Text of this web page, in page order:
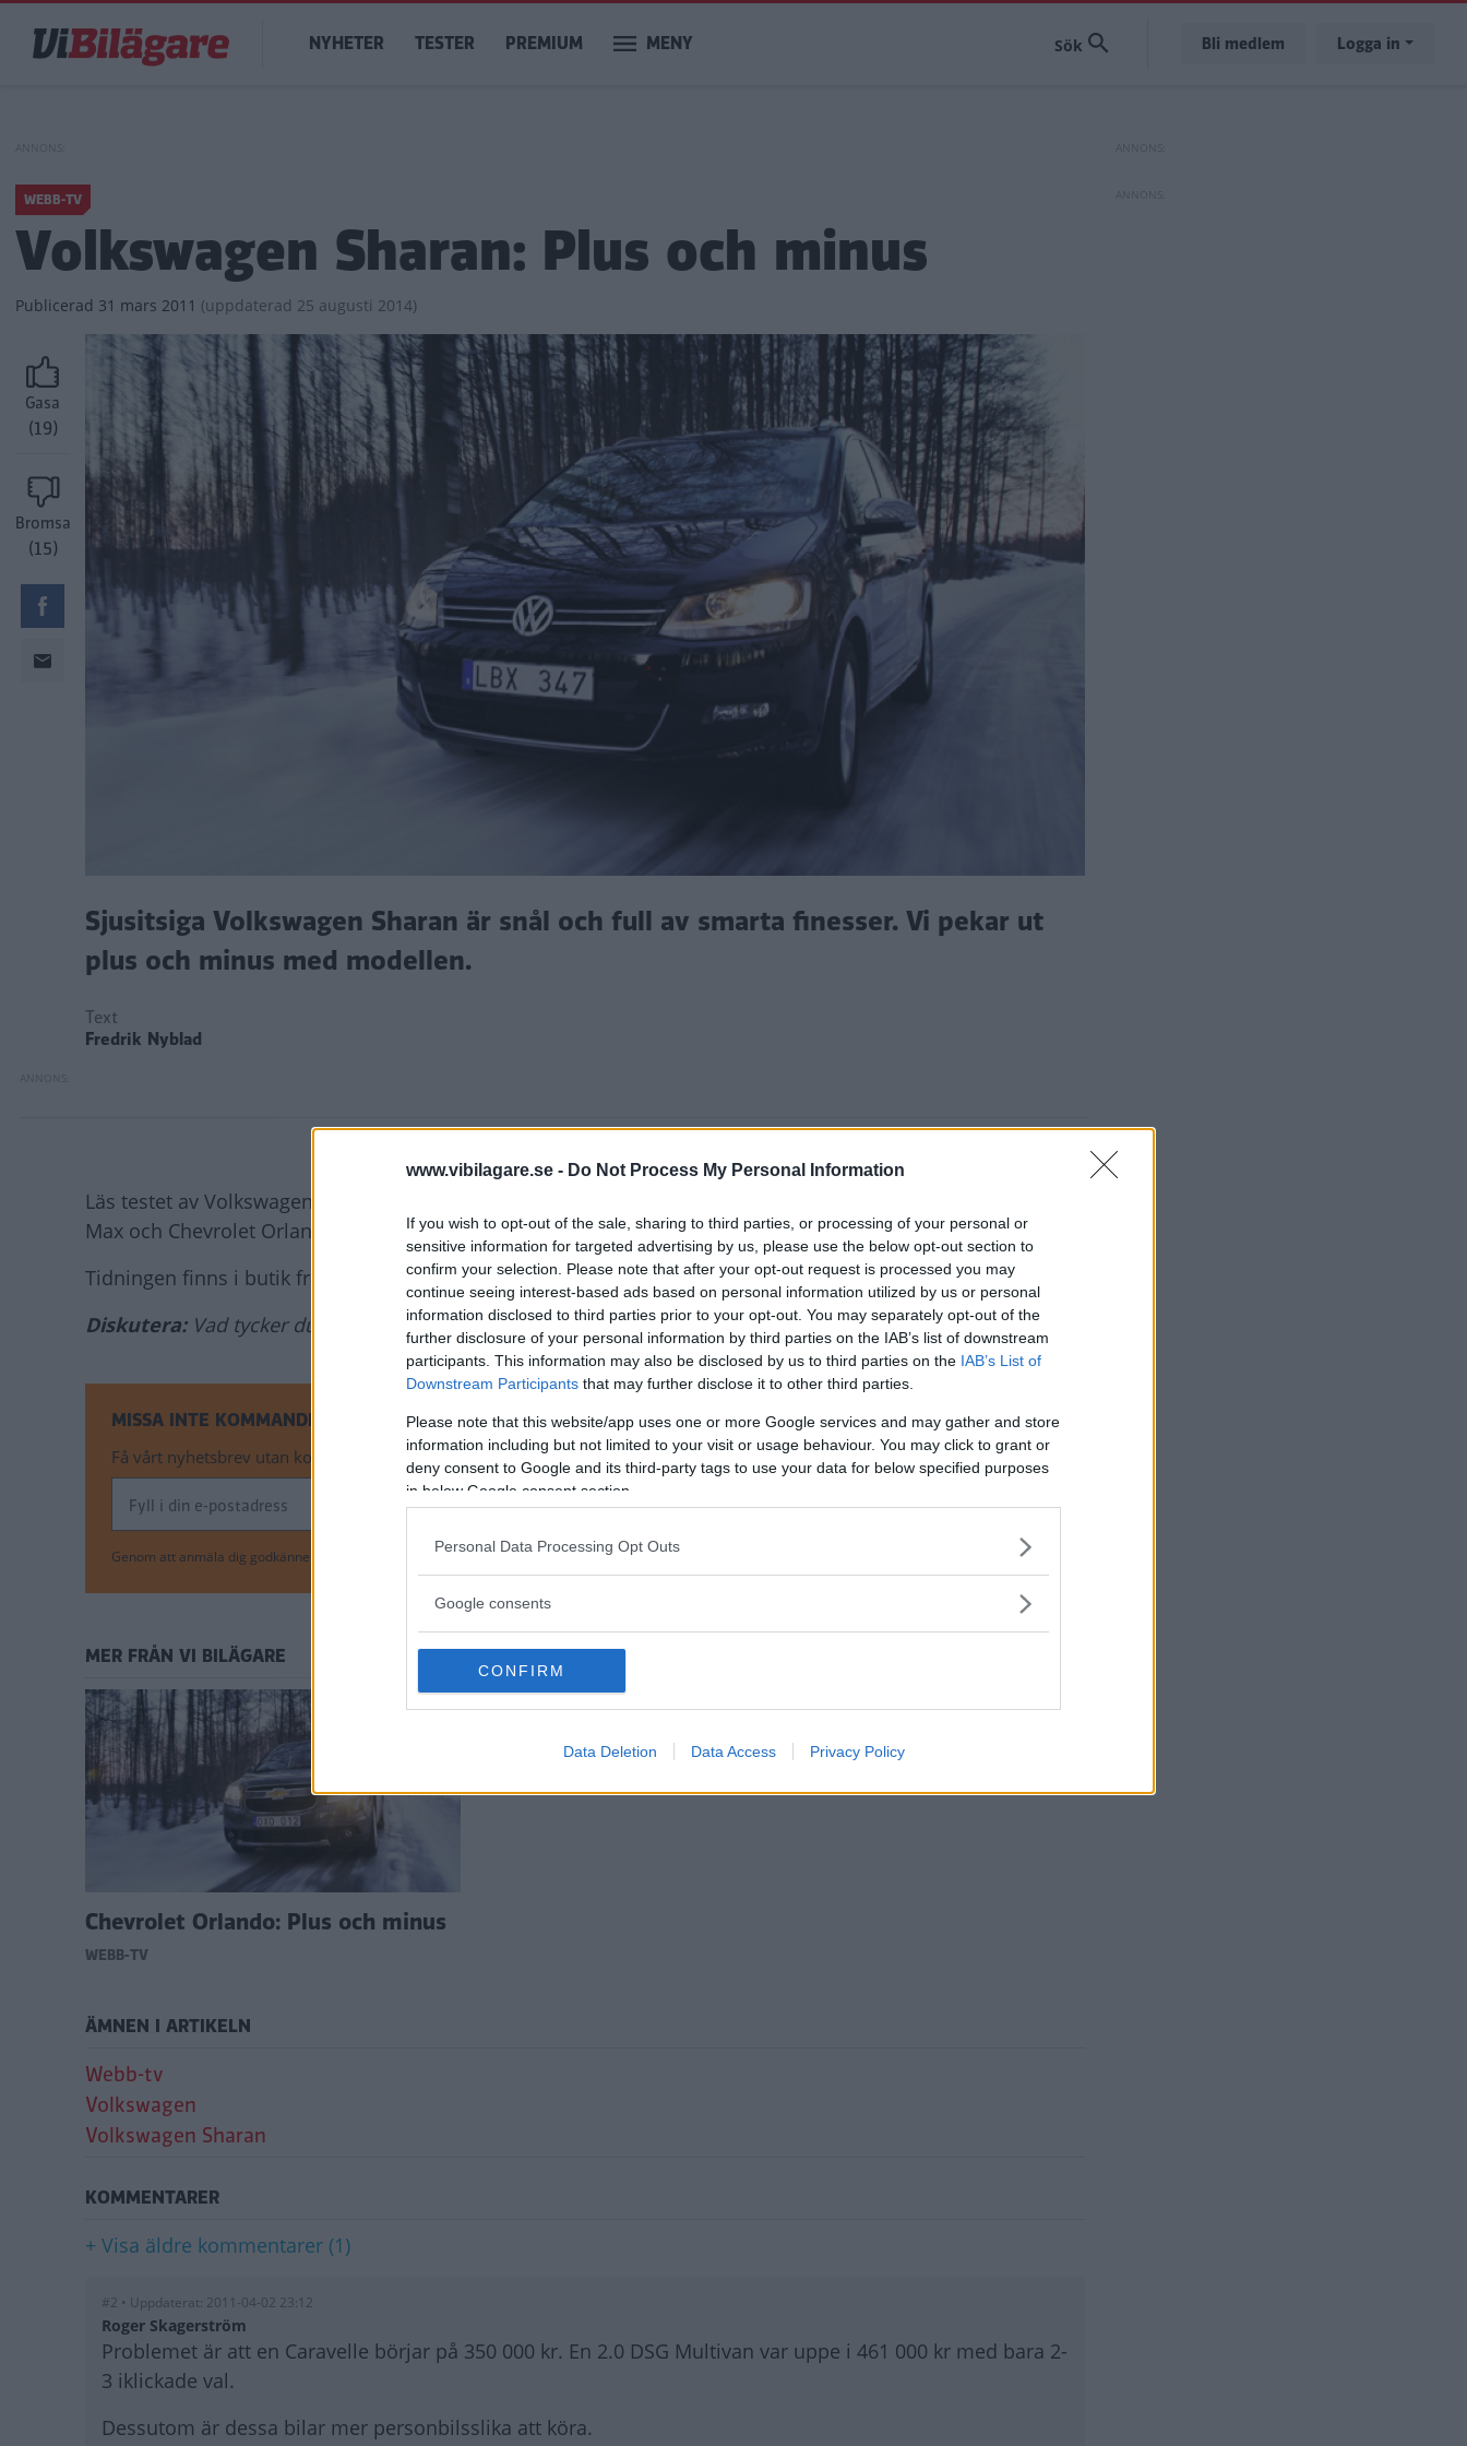
www.vibilagare.se - Do Not Process My Personal Information
If you wish to opt-out of the sale, sharing to third parties, or processing of your personal or
sensitive information for targeted advertising by us, please use the below opt-out section to
confirm your selection. Please note that after your opt-out request is processed you may
continue seeing interest-based ads based on personal information utilized by us or personal
information disclosed to third parties prior to your opt-out. You may separately opt-out of the
further disclosure of your personal information by third parties on the IAB’s list of downstream
participants. This information may also be disclosed by us to third parties on the IAB’s List of
Downstream Participants that may further disclose it to other third parties.
Please note that this website/app uses one or more Google services and may gather and store
information including but not limited to your visit or usage behaviour. You may click to grant or
deny consent to Google and its third-party tags to use your data for below specified purposes
in below Google consent section.
Personal Data Processing Opt Outs
Google consents
CONFIRM
Data Deletion Data Access Privacy Policy
huvudinnehåll
Main
navigation
NYHETER TESTER PREMIUM MENY Bli medlem Logga in
WEBB-TV
Volkswagen Sharan: Plus och minus
Publicerad 31 mars 2011 (uppdaterad 25 augusti 2014)
Gasa
(19)
Bromsa
(15)
Sjusitsiga Volkswagen Sharan är snål och full av smarta finesser. Vi pekar ut
plus och minus med modellen.
Text
Fredrik Nyblad
Läs testet av Volkswagen Sharan i Vi Bilägare nummer 5/2011. Där ställs bilen mot konkurrenterna Ford S-
Max och Chevrolet Orlando.
Tidningen finns i butik från 5 april och kommer till prenumeranter från 30 mars.
Diskutera:Vad tycker du om Volkswagen Sharan?
MISSA INTE KOMMANDE ARTIKLAR OM VOLKSWAGEN SHARAN
Få vårt nyhetsbrev utan kostnad
Genom att anmäla dig godkänner du OK-förlagets personuppgiftspolicy.
MER FRÅN VI BILÄGARE
Chevrolet Orlando: Plus och minus
WEBB-TV
ÄMNEN I ARTIKELN
Webb-tv
Volkswagen
Volkswagen Sharan
KOMMENTARER
+ Visa äldre kommentarer (1)
#2 • Uppdaterat: 2011-04-02 23:12
Roger Skagerström
Problemet är att en Caravelle börjar på 350 000 kr. En 2.0 DSG Multivan var uppe i 461 000 kr med bara 2-
3 iklickade val.
Dessutom är dessa bilar mer personbilsslika att köra.